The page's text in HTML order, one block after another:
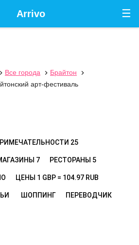
☰
Arrivo
 Все города  Брайтон

арт-фестиваль
25
7 РЕСТОРАНЫ 5
ЦЕНЫ 1 GBP = 104.97 RUB
ШОППИНГ ПЕРЕВОДЧИК